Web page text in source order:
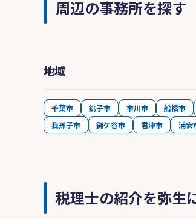
周辺の事務所を探す
地域
千葉市 銚子市 市川市 船橋市
我孫子市
鎌ケ谷市 君津市 浦安
税理士の紹介を弥生